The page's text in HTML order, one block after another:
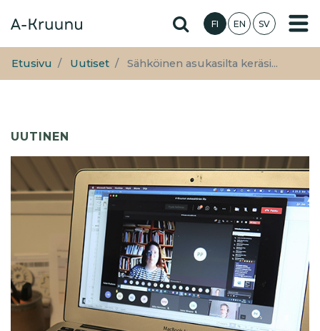
pääsisältöön
Hae sivustolta
FI EN SV
Etusivu Uutiset Sähköinen asukasilta keräsi...
UUTINEN